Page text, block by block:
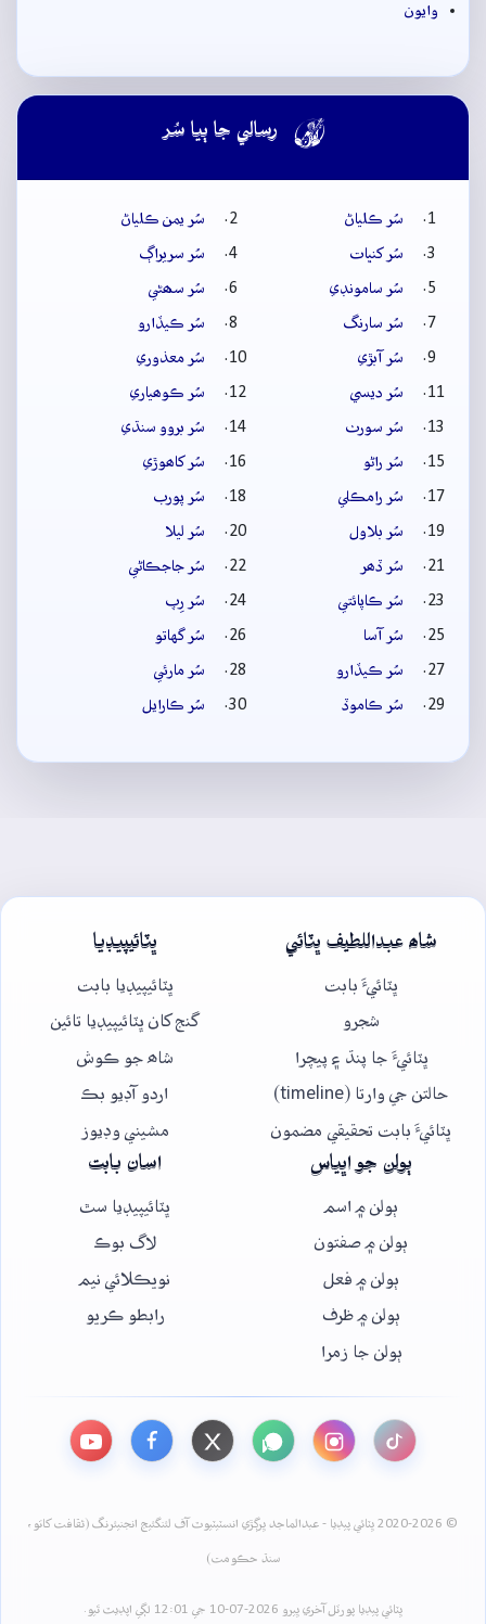
وايون
 رسالي جا ٻيا سُر
سُر ڪلياڻ
سُر يمن ڪلياڻ
سُر کنڀات
سُر سريراڳ
سُر سامونڊي
سُر سھڻي
سُر سارنگ
سُر ڪيڏارو
سُر آبڙي
سُر معذوري
سُر ديسي
سُر ڪوھياري
سُر سورٺ
سُر بروو سنڌي
سُر راڻو
سُر کاھوڙي
سُر رامڪلي
سُر پورب
سُر بلاول
سُر ليلا
سُر ڏھر
سُر جاجڪاڻي
سُر ڪاپائتي
سُر رِپ
سُر آسا
سُر گهاتو
سُر ڪيڏارو
سُر مارئي
سُر ڪاموڏ
سُر ڪارايل
شاھ عبداللطيف ڀٽائي
ڀٽائيءَ بابت
شجرو
ڀٽائيءَ جا پنڌ ۽ پيچرا
حالتن جي وارتا (timeline)
ڀٽائيءَ بابت تحقيقي مضمون
ڀٽائيپيڊيا
ڀٽائيپيڊيا بابت
گنج کان ڀٽائيپيڊيا تائين
شاھ جو ڪوش
اردو آڊيو بڪ
مشيني وڊيوز
ٻولن جو اڀياس
ٻولن ۾ اسم
ٻولن ۾ صفتون
ٻولن ۾ فعل
ٻولن ۾ ظرف
ٻولن جا زمرا
اسان بابت
ڀٽائيپيڊيا سٿ
لاگ بوڪ
نويڪلائي نيم
رابطو ڪريو
© 2020-2026 ڀٽائي پيڊيا - عبدالماجد ڀرڳڙي انسٽيٽيوٽ آف لئنگئيج انجنيئرنگ (ثقافت کاتو،
سنڌ حڪومت)
ڀٽائي پيڊيا پورٽل آخري ڀيرو 2026-07-10 جي 12:01 لڳي اپڊيٽ ٿيو.